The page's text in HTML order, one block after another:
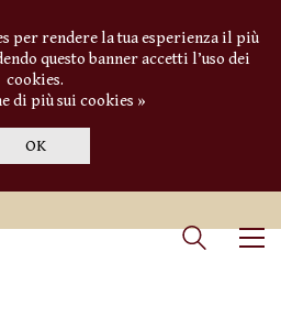
per rendere la tua esperienza il più
questo banner accetti l’uso dei
cookies.
di più sui cookies »
OK